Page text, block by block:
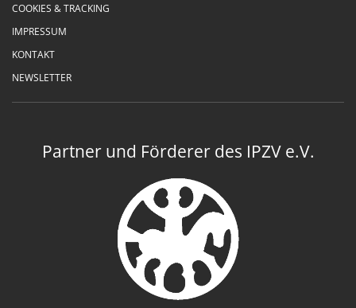
COOKIES & TRACKING
IMPRESSUM
KONTAKT
NEWSLETTER
Partner und Förderer des IPZV e.V.